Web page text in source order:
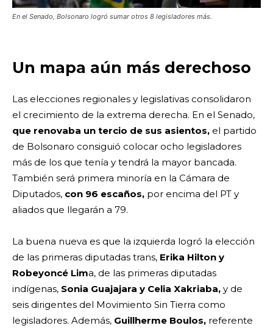
En el Senado, Bolsonaro logró sumar otros 8 legisladores más.
Un mapa aún más derechoso
Las elecciones regionales y legislativas consolidaron
el crecimiento de la extrema derecha. En el Senado,
que renovaba un tercio de sus asientos, el partido
de Bolsonaro consiguió colocar ocho legisladores
más de los que tenía y tendrá la mayor bancada.
También será primera minoría en la Cámara de
Diputados, con 96 escaños, por encima del PT y
aliados que llegarán a 79.
La buena nueva es que la izquierda logró la elección
de las primeras diputadas trans, Erika Hilton y
Robeyoncé Lima, de las primeras diputadas
indígenas, Sonia Guajajara y Celia Xakriaba, y de
seis dirigentes del Movimiento Sin Tierra como
legisladores. Además, Guillherme Boulos, referente